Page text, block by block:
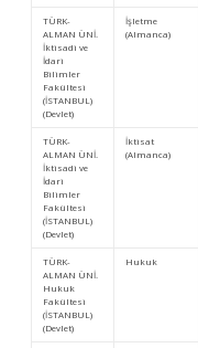
TÜRK-
ALMAN ÜNİ.
İktisadi ve
İdari
Bilimler
Fakültesi
(İSTANBUL)
(Devlet)
İşletme
(Almanca)
TÜRK-
ALMAN ÜNİ.
İktisadi ve
İdari
Bilimler
Fakültesi
(İSTANBUL)
(Devlet)
İktisat
(Almanca)
TÜRK-
ALMAN ÜNİ.
Hukuk
Fakültesi
(İSTANBUL)
(Devlet)
Hukuk